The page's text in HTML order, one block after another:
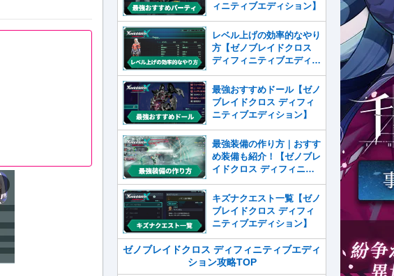
ィニティブエディション】
レベル上げの効率的なやり
方【ゼノブレイドクロス
ディフィニティブエディシ
ョン】
最強おすすめドール【ゼノ
ブレイドクロス ディフィ
ニティブエディション】
最強装備の作り方｜おすす
め装備も紹介！【ゼノブレ
イドクロス ディフィニテ
ィブエディション】
キズナクエスト一覧【ゼノ
ブレイドクロス ディフィ
ニティブエディション】
ゼノブレイドクロス ディフィニティブエディ
ション攻略TOP